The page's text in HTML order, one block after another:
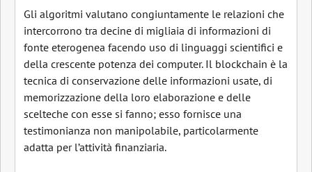
Gli algoritmi valutano congiuntamente le relazioni che
intercorrono tra decine di migliaia di informazioni di
fonte eterogenea facendo uso di linguaggi scientifici e
della crescente potenza dei computer. Il blockchain è la
tecnica di conservazione delle informazioni usate, di
memorizzazione della loro elaborazione e delle
scelteche con esse si fanno; esso fornisce una
testimonianza non manipolabile, particolarmente
adatta per l’attività finanziaria.